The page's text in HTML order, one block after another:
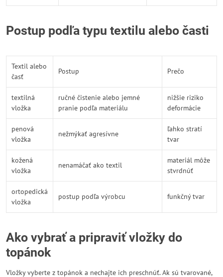
Postup podľa typu textilu alebo časti
Textil alebo
časť
Postup Prečo
textilná
vložka
ručné čistenie alebo jemné
pranie podľa materiálu
nižšie riziko
deformácie
penová
vložka
nežmýkať agresívne
ľahko stratí
tvar
kožená
vložka
nenamáčať ako textil
materiál môže
stvrdnúť
ortopedická
vložka
postup podľa výrobcu funkčný tvar
Ako vybrať a pripraviť vložky do
topánok
Vložky vyberte z topánok a nechajte ich preschnúť. Ak sú tvarované,